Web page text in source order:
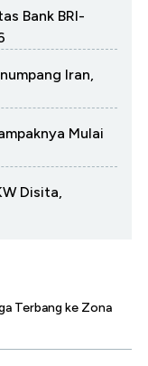
Bank BRI-
Iran,
Mulai
Disita,
Terbang ke Zona